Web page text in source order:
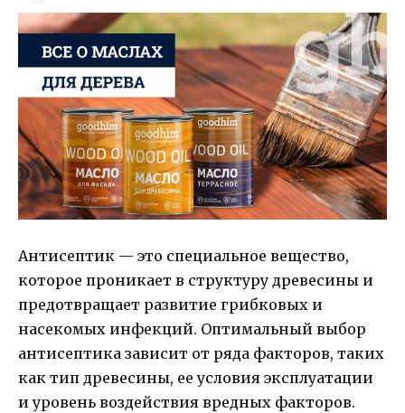
Антисептик — это специальное вещество,
которое проникает в структуру древесины и
предотвращает развитие грибковых и
насекомых инфекций. Оптимальный выбор
антисептика зависит от ряда факторов, таких
как тип древесины, ее условия эксплуатации
и уровень воздействия вредных факторов.